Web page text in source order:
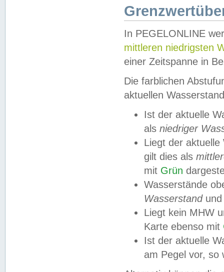
In PEGELONLINE
mittleren niedrigsten
einer Zeitspanne in
Die farblichen
aktuellen
Ist der aktuelle
als niedriger
Liegt der
gilt dies als
mit Grün
Wasserstände
Wasserstandund
Liegt kein MHW
Karte ebenso mit
Ist der aktuelle
am Pegel vor,